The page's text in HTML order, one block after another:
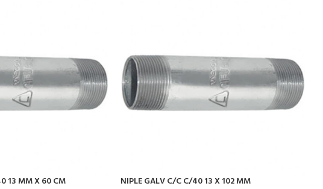
13 MM X 60 CM
NIPLE GALV C/C C/40 13 X 102 MM